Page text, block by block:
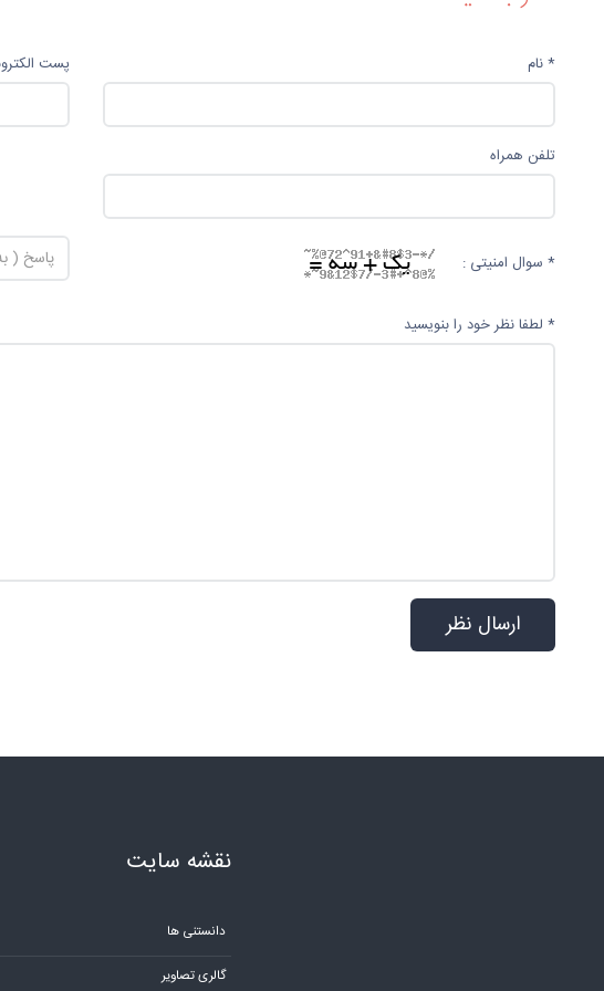
* نام پست
تلفن همراه
* سوال امنیتی :
* لطفا نظر خود را بنویسید
نقشه سایت
دانستنی ها
گالری تصاویر